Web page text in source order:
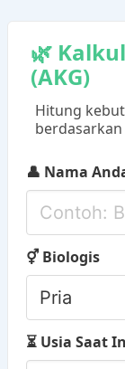
🌿
(AKG)
Hitung
👤 Nama
⚥ Biologis
⏳ Usia Saat